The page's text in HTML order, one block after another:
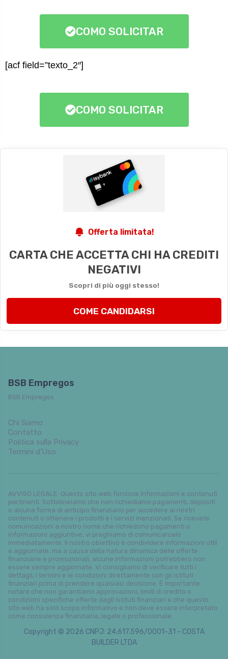
COMO SOLICITAR
[acf field=”texto_2″]
COMO SOLICITAR
Offerta limitata!
CARTA CHE ACCETTA CHI HA CREDITI
NEGATIVI
Scopri di più oggi stesso!
COME CANDIDARSI
BSB Empregos
BSB Empregos
Chi Siamo
Contatto
Politica sulla Privacy
Termini d’Uso
AVVISO LEGALE: Questo sito web fornisce informazioni e contenuti
pertinenti. Sottolineiamo che non richiediamo pagamenti, depositi
o alcuna forma di anticipo finanziario per accedere ai nostri
contenuti o ottenere i prodotti e i servizi menzionati. Se ricevete
comunicazioni a nostro nome che richiedono pagamenti o
informazioni aggiuntive, vi preghiamo di comunicarcelo
immediatamente. Il nostro obiettivo è condividere informazioni utili
e aggiornate, ma a causa della natura dinamica delle offerte
finanziarie e promozionali, alcune informazioni potrebbero non
essere sempre aggiornate. Vi consigliamo di verificare tutti i
dettagli, i termini e le condizioni direttamente con gli istituti
finanziari prima di prendere qualsiasi decisione. È importante
notare che non garantiamo approvazioni, limiti di credito o
condizioni specifiche offerte dagli istituti finanziari e che questo
sito web ha solo scopo informativo e non deve essere interpretato
come consulenza finanziaria, legale o professionale.
Copyright © 2026 CNPJ: 24.617.596/0001-31 - COSTA
BUILDER LTDA